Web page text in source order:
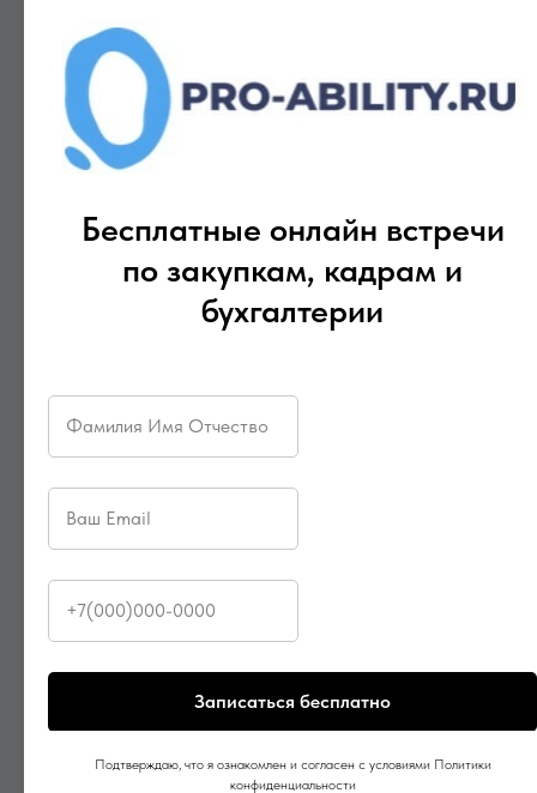
Бесплатные онлайн встречи
по закупкам, кадрам и
бухгалтерии
Записаться бесплатно
Подтверждаю, что я ознакомлен и согласен с условиями Политики
конфиденциальности